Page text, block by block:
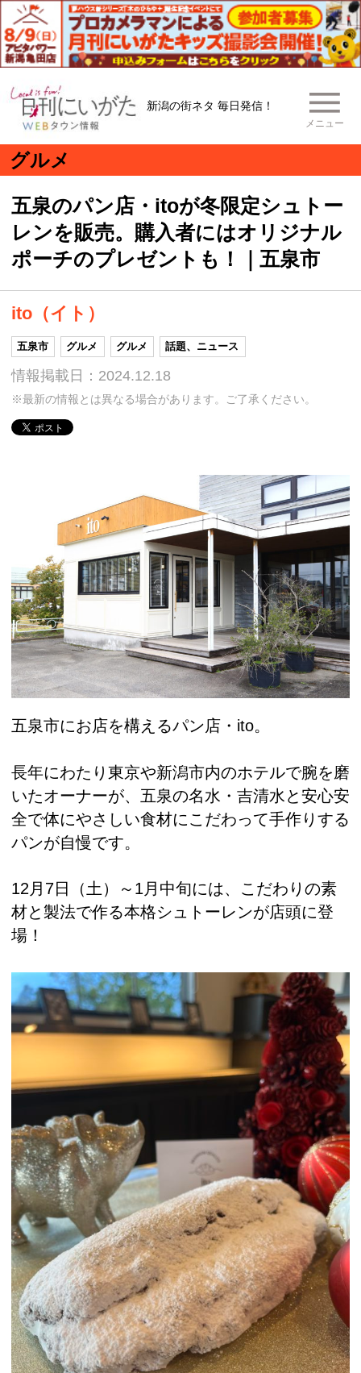
新潟の街ネタ 毎日発信！
メニュー
グルメ
五泉のパン店・itoが冬限定シュトー
レンを販売。購入者にはオリジナル
ポーチのプレゼントも！｜五泉市
ito（イト）
五泉市 グルメ グルメ 話題、ニュース
情報掲載日：2024.12.18
※最新の情報とは異なる場合があります。ご了承ください。
五泉市にお店を構えるパン店・ito。
長年にわたり東京や新潟市内のホテルで腕を磨
いたオーナーが、五泉の名水・吉清水と安心安
全で体にやさしい食材にこだわって手作りする
パンが自慢です。
12月7日（土）～1月中旬には、こだわりの素
材と製法で作る本格シュトーレンが店頭に登
場！